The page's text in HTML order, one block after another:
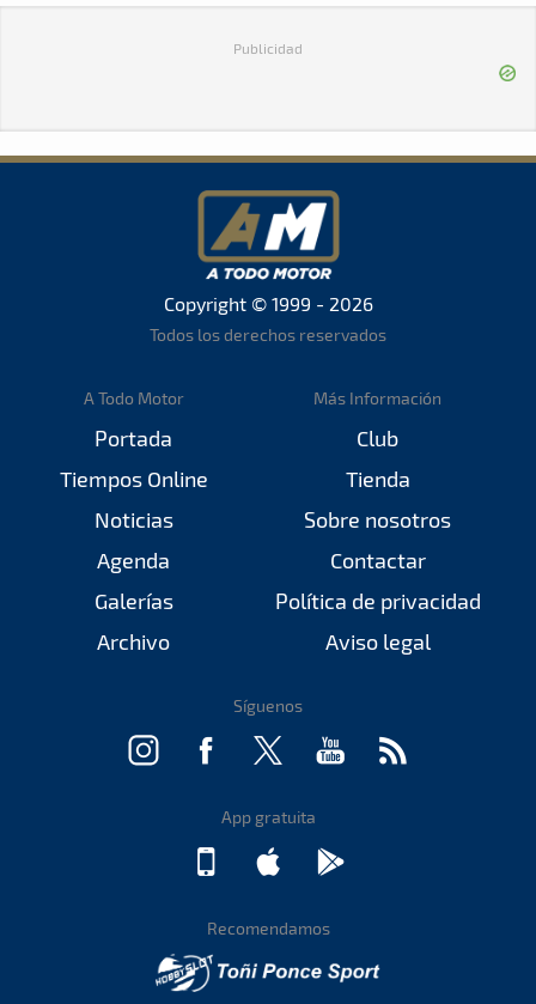
Publicidad
Copyright © 1999 - 2026
Todos los derechos reservados
A Todo Motor
Portada
Tiempos Online
Noticias
Agenda
Galerías
Archivo
Más Información
Club
Tienda
Sobre nosotros
Contactar
Política de privacidad
Aviso legal
Síguenos
App gratuita
Recomendamos